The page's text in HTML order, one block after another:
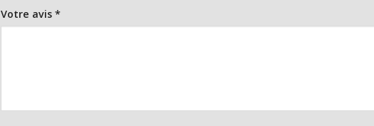
Votre avis *